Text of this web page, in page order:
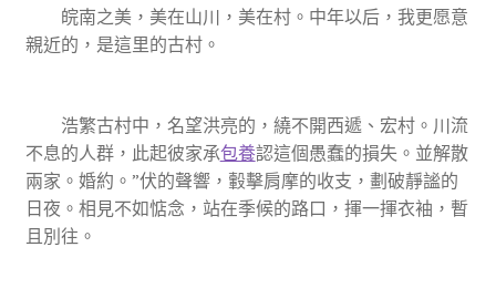
皖南之美，美在山川，美在村。中年以后，我更愿意
親近的，是這里的古村。
浩繁古村中，名望洪亮的，繞不開西遞、宏村。川流
不息的人群，此起彼家承包養認這個愚蠢的損失。並解散
兩家。婚約。”伏的聲響，轂擊肩摩的收支，劃破靜謐的
日夜。相見不如惦念，站在季候的路口，揮一揮衣袖，暫
且別往。